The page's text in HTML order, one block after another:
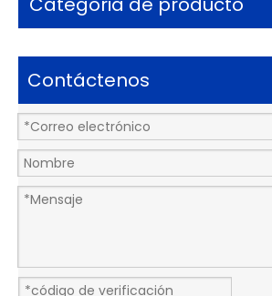
Contáctenos